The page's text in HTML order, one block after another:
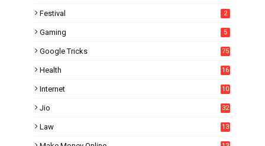
Festival 2
Gaming 5
Google Tricks 75
Health 16
Internet
10
Jio 32
Law 13